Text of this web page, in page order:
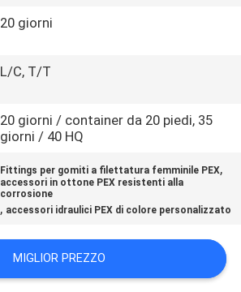
20 giorni
L/C, T/T
20 giorni / container da 20 piedi, 35
giorni / 40 HQ
Fittings per gomiti a filettatura femminile PEX,
accessori in ottone PEX resistenti alla
corrosione
, accessori idraulici PEX di colore personalizzato
MIGLIOR PREZZO